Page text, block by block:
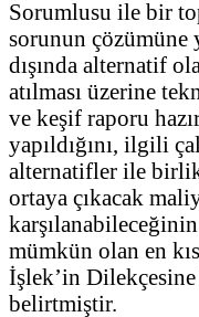
Sorumlusu ile bir
sorunun
dışında alternatif
atılması üzerine
ve keşif raporu
yapıldığını, ilgili
alternatifler ile
ortaya çıkacak
mümkün olan en
İşlek’in
belirtmiştir.